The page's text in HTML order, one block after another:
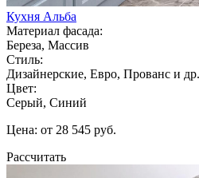
Кухня Альба
Материал фасада:
Береза, Массив
Стиль:
Дизайнерские, Евро, Прованс и др.
Цвет:
Серый, Синий
Цена: от 28 545 руб.
Рассчитать